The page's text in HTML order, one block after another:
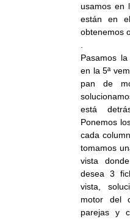
usamos en
están en
obtenemos
Pasamos
en la 5ª
pan de
está
Ponemos
cada
tomamos
vista
desea 3
vista,
motor del
parejas y